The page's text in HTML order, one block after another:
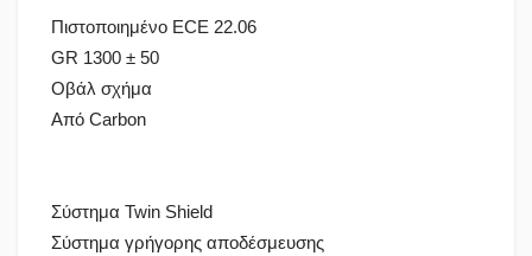
Πιστοποιημένο ECE 22.06
GR 1300 ± 50
Οβάλ σχήμα
Από Carbon
Σύστημα Twin Shield
Σύστημα γρήγορης αποδέσμευσης